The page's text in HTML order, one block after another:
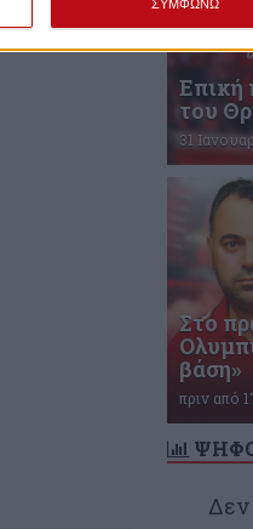
ΣΥΜΦΩΝΩ
Επική
του
31
Στο
βάση»
πριν από
Δεν